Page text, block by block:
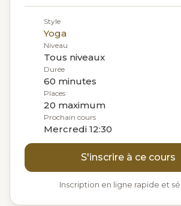
Style
Yoga
Niveau
Tous niveaux
Durée
60 minutes
Places
20 maximum
Prochain cours
Mercredi 12:30
S'inscrire à ce cours
Inscription en ligne rapide et